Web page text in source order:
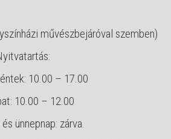
művészbejáróval szemben)
10.00 – 17.00
10.00 – 12.00
ünnepnap: zárva.